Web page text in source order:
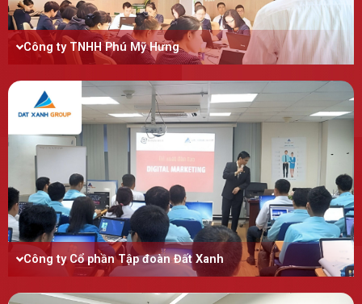
Công ty TNHH Phú Mỹ Hưng
Công ty Cổ phần Tập đoàn Đất Xanh